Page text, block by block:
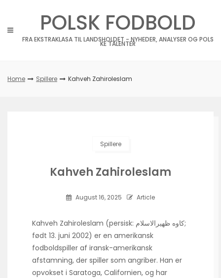
POLSK FODBOLD
FRA EKSTRAKLASA TIL LANDSHOLDET - NYHEDER, ANALYSER OG POLS
KE TALENTER
Home Spillere Kahveh Zahiroleslam
Spillere
Kahveh Zahiroleslam
August 16, 2025 Article
Kahveh Zahiroleslam (persisk: کاوه ظهیرالاسلام;
født 13. juni 2002) er en amerikansk
fodboldspiller af iransk-amerikansk
afstamning, der spiller som angriber. Han er
opvokset i Saratoga, Californien, og har